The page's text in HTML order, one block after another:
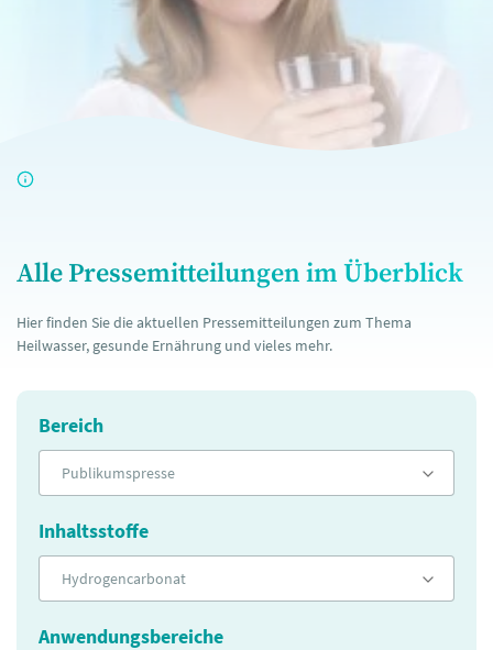
Alle Pressemitteilungen im Überblick
Hier finden Sie die aktuellen Pressemitteilungen zum Thema
Heilwasser, gesunde Ernährung und vieles mehr.
Bereich
Publikumspresse
Inhaltsstoffe
Hydrogencarbonat
Anwendungsbereiche